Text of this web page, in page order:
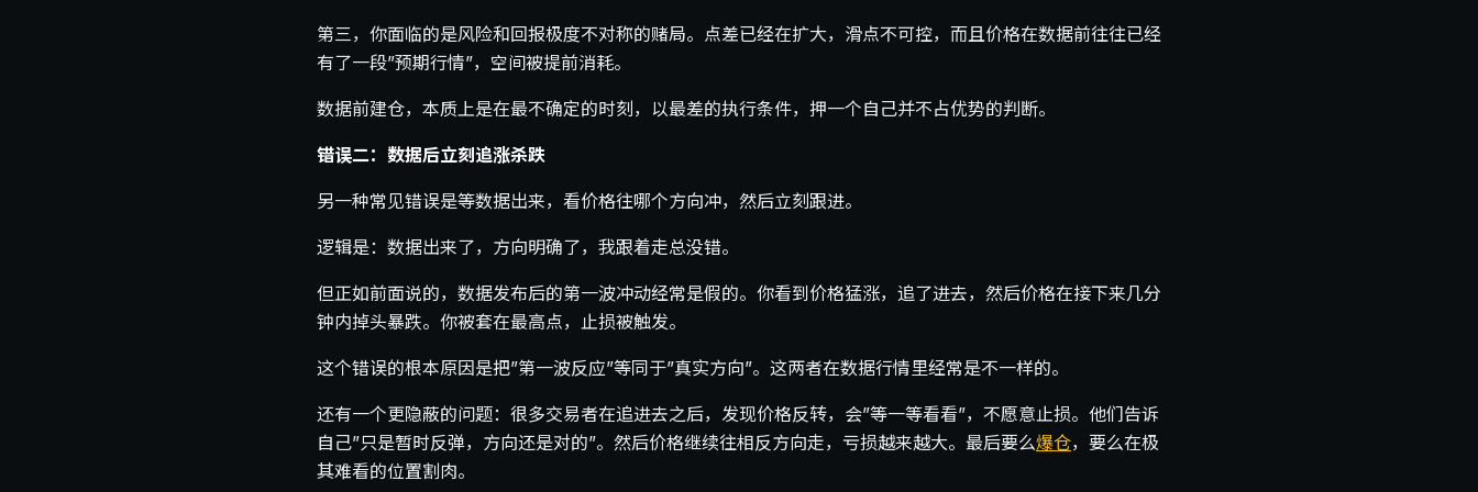
第三，你面临的是风险和回报极度不对称的赌局。点差已经在扩大，滑点不可控，而且价格在数据前往往已经
有了一段”预期行情”，空间被提前消耗。
数据前建仓，本质上是在最不确定的时刻，以最差的执行条件，押一个自己并不占优势的判断。
错误二：数据后立刻追涨杀跌
另一种常见错误是等数据出来，看价格往哪个方向冲，然后立刻跟进。
逻辑是：数据出来了，方向明确了，我跟着走总没错。
但正如前面说的，数据发布后的第一波冲动经常是假的。你看到价格猛涨，追了进去，然后价格在接下来几分
钟内掉头暴跌。你被套在最高点，止损被触发。
这个错误的根本原因是把”第一波反应”等同于”真实方向”。这两者在数据行情里经常是不一样的。
还有一个更隐蔽的问题：很多交易者在追进去之后，发现价格反转，会”等一等看看”，不愿意止损。他们告诉
自己”只是暂时反弹，方向还是对的”。然后价格继续往相反方向走，亏损越来越大。最后要么爆仓，要么在极
其难看的位置割肉。